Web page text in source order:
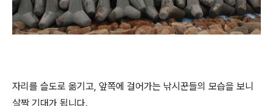
자리를 슬도로 옮기고, 앞쪽에 걸어가는 낚시꾼들의 모습을 보니
살짝 기대가 됩니다.